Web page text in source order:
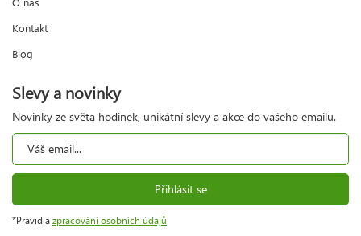
Kontakt
Blog
Slevy a novinky
Novinky ze světa hodinek, unikátní slevy a akce do vašeho emailu.
Přihlásit se
*Pravidla zpracování osobních údajů